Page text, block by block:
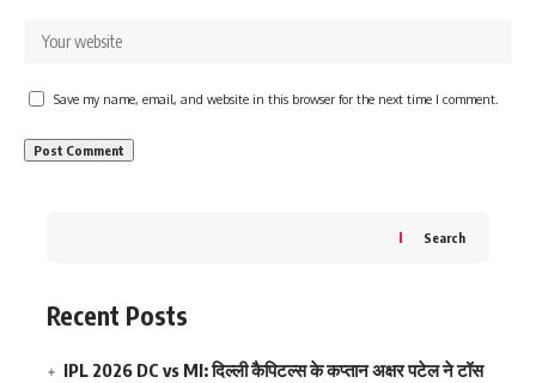
Save my name, email, and website in this browser for the next time I comment.
Search
Recent Posts
IPL 2026 DC vs MI: दिल्ली कैपिटल्स के कप्तान अक्षर पटेल ने टॉस